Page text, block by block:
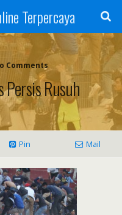
Terpercaya
Comments
Persis Rusuh
Pin Mail